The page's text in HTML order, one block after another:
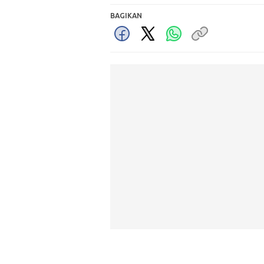
BAGIKAN